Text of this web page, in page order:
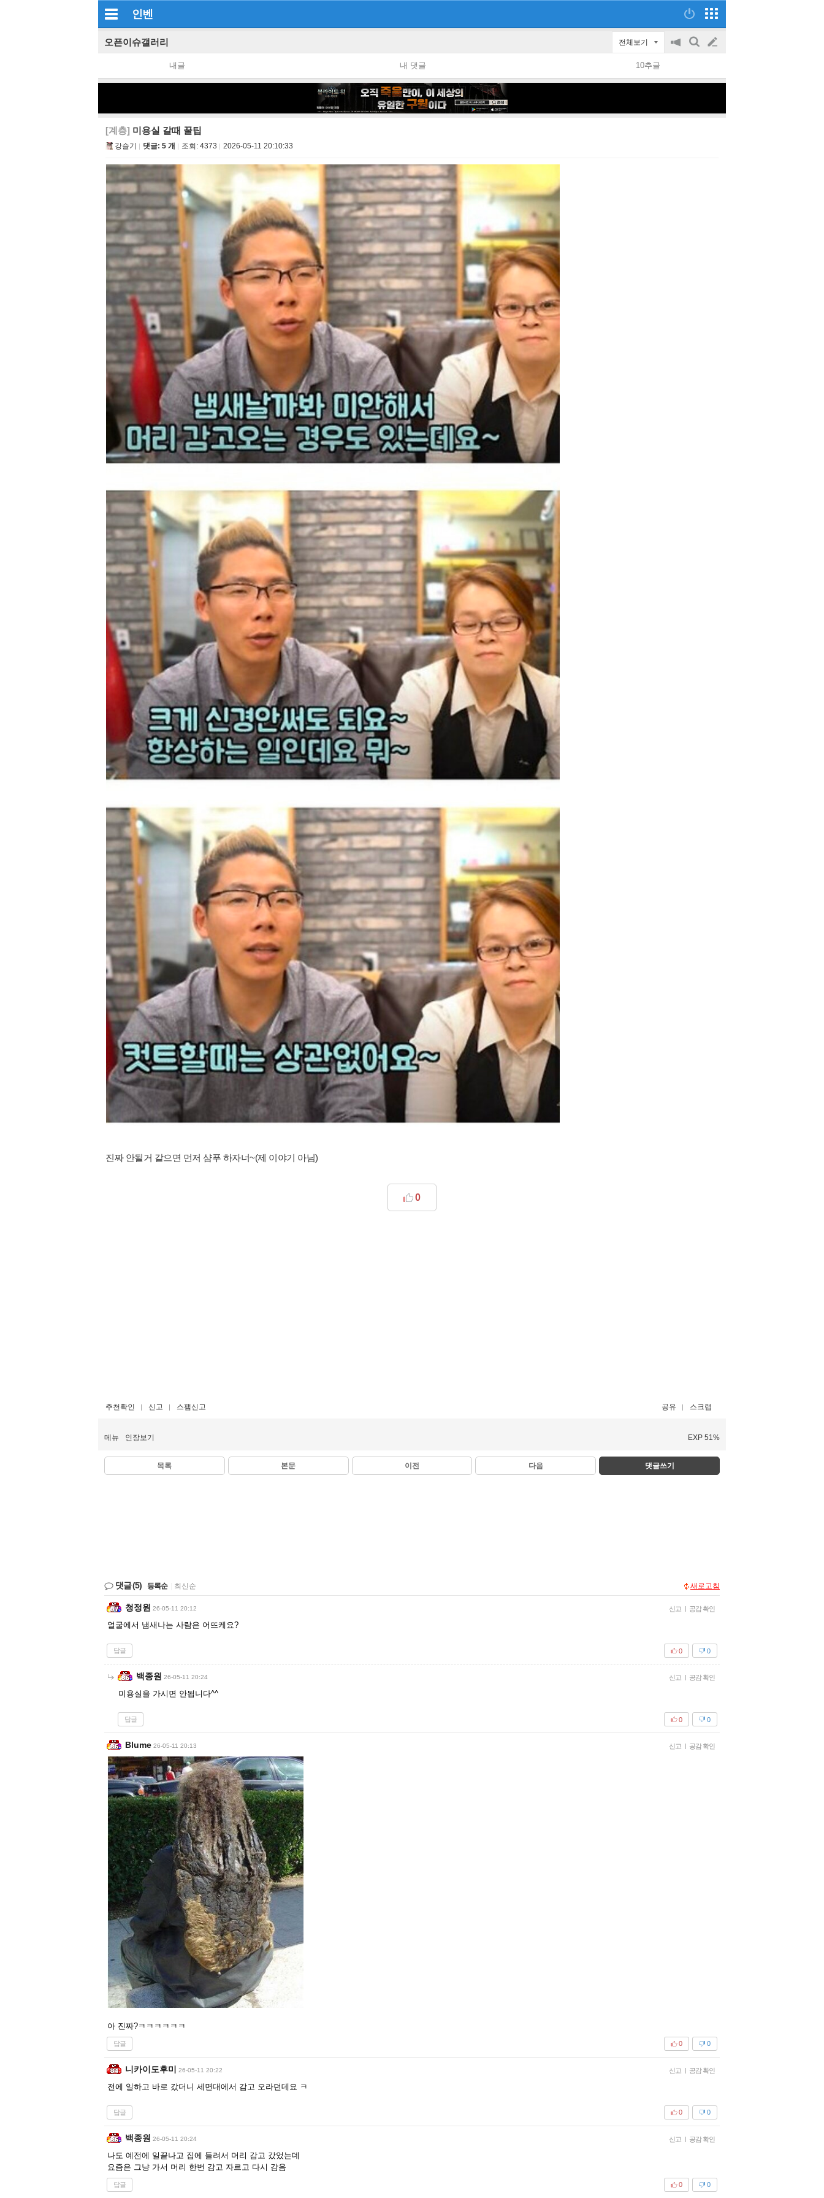
인벤
오픈이슈갤러리 전체보기
공
on/off
검
글
쓰
내글 내 댓글 10추글
[계층] 미용실 갈때 꿀팁
강슬기 댓글: 5 개 조회: 4373 2026-05-11 20:10:33
진짜 안될거 같으면 먼저 샴푸 하자너~(제 이야기 아님)
0
추천확인 신고 스팸신고 공유 스크랩
메뉴 인장보기 EXP 51%
목록 본문 이전 다음 댓글쓰기
댓글(5) 등록순 최신순 새로고침
청정원 26-05-11 20:12 신고 | 공감 확인
얼굴에서 냄새나는 사람은 어뜨케요?
답글 0
0
백종원 26-05-11 20:24 신고 | 공감 확인
미용실을 가시면 안됩니다^^
답글 0
0
Blume 26-05-11 20:13 신고 | 공감 확인
아 진짜?ㅋㅋㅋㅋㅋㅋ
답글 0
0
니카이도후미 26-05-11 20:22 신고 | 공감 확인
전에 일하고 바로 갔더니 세면대에서 감고 오라던데요 ㅋ
답글 0
0
백종원 26-05-11 20:24 신고 | 공감 확인
나도 예전에 일끝나고 집에 들려서 머리 감고 갔었는데
요즘은 그냥 가서 머리 한번 감고 자르고 다시 감음
답글 0
0